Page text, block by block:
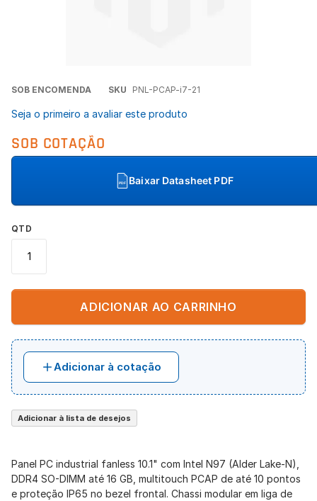
Saltar
o
da
SOB ENCOMENDA SKU PNL-PCAP-i7-21
Seja o primeiro a avaliar este produto
SOB COTAÇÃO
PDF Baixar Datasheet PDF
QTD
ADICIONAR AO CARRINHO
Adicionar à cotação
Adicionar à lista de desejos
Panel PC industrial fanless 10.1" com Intel N97 (Alder Lake-N),
DDR4 SO-DIMM até 16 GB, multitouch PCAP de até 10 pontos
e proteção IP65 no bezel frontal. Chassi modular em liga de